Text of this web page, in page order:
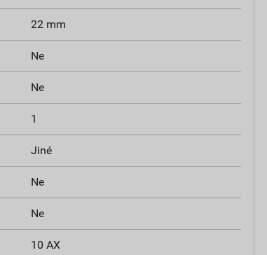
22 mm
Ne
Ne
1
Jiné
Ne
Ne
10 AX